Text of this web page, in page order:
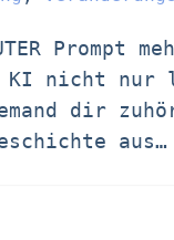
Prompt
KI nicht
dir
aus…